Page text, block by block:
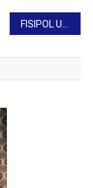
FISIPOL UMPR Gelar Pelatihan Public Speaking untuk Siswa dan Pengajar